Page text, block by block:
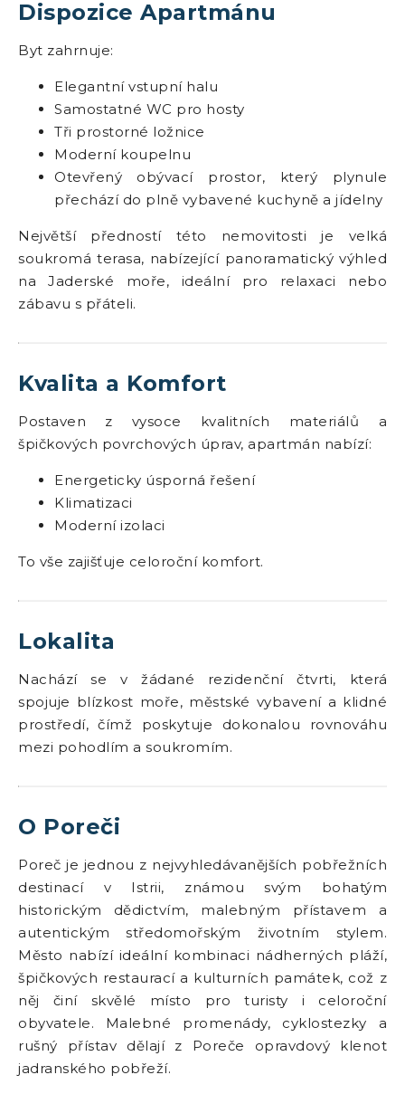
Dispozice Apartmánu
Byt zahrnuje:
Elegantní vstupní halu
Samostatné WC pro hosty
Tři prostorné ložnice
Moderní koupelnu
Otevřený obývací prostor, který plynule
přechází do plně vybavené kuchyně a jídelny
Největší předností této nemovitosti je velká
soukromá terasa, nabízející panoramatický výhled
na Jaderské moře, ideální pro relaxaci nebo
zábavu s přáteli.
Kvalita a Komfort
Postaven z vysoce kvalitních materiálů a
špičkových povrchových úprav, apartmán nabízí:
Energeticky úsporná řešení
Klimatizaci
Moderní izolaci
To vše zajišťuje celoroční komfort.
Lokalita
Nachází se v žádané rezidenční čtvrti, která
spojuje blízkost moře, městské vybavení a klidné
prostředí, čímž poskytuje dokonalou rovnováhu
mezi pohodlím a soukromím.
O Poreči
Poreč je jednou z nejvyhledávanějších pobřežních
destinací v Istrii, známou svým bohatým
historickým dědictvím, malebným přístavem a
autentickým středomořským životním stylem.
Město nabízí ideální kombinaci nádherných pláží,
špičkových restaurací a kulturních památek, což z
něj činí skvělé místo pro turisty i celoroční
obyvatele. Malebné promenády, cyklostezky a
rušný přístav dělají z Poreče opravdový klenot
jadranského pobřeží.